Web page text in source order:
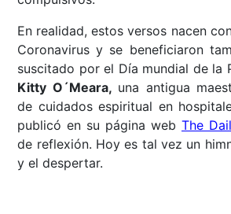
En realidad, estos versos nacen
Coronavirus y se beneficiaron
suscitado por el Día mundial de la
Kitty O´Meara, una antigua
de cuidados espiritual en
publicó en su página web The
de reflexión. Hoy es tal vez un
y el despertar.